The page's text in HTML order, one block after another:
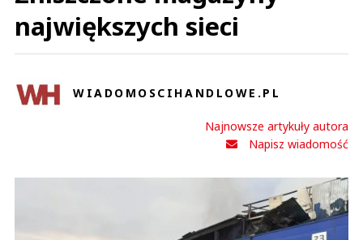
największych sieci
WIADOMOSCIHANDLOWE.PL
Najnowsze artykuły autora
Napisz wiadomość